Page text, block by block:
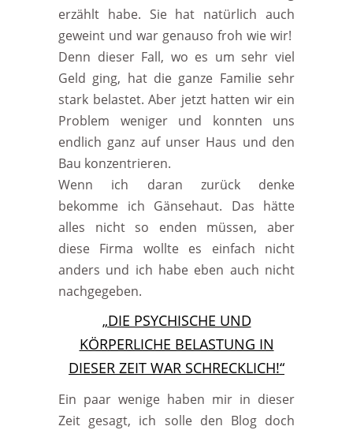
erzählt habe. Sie hat natürlich auch
geweint und war genauso froh wie wir!
Denn dieser Fall, wo es um sehr viel
Geld ging, hat die ganze Familie sehr
stark belastet. Aber jetzt hatten wir ein
Problem weniger und konnten uns
endlich ganz auf unser Haus und den
Bau konzentrieren.
Wenn ich daran zurück denke
bekomme ich Gänsehaut. Das hätte
alles nicht so enden müssen, aber
diese Firma wollte es einfach nicht
anders und ich habe eben auch nicht
nachgegeben.
„DIE PSYCHISCHE UND
KÖRPERLICHE BELASTUNG IN
DIESER ZEIT WAR SCHRECKLICH!“
Ein paar wenige haben mir in dieser
Zeit gesagt, ich solle den Blog doch